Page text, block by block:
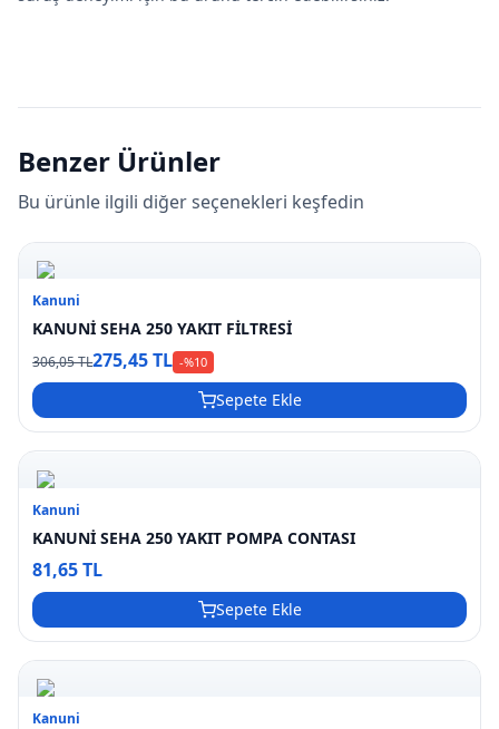
Benzer Ürünler
Bu ürünle ilgili diğer seçenekleri keşfedin
Kanuni
KANUNİ SEHA 250 YAKIT FİLTRESİ
306,05 TL275,45 TL -%10
Sepete Ekle
Kanuni
KANUNİ SEHA 250 YAKIT POMPA CONTASI
81,65 TL
Sepete Ekle
Kanuni